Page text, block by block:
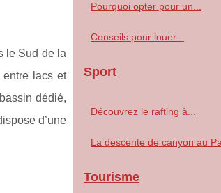
le Sud de la
entre lacs et
dédié,
d’une
Pourquoi opter pour un...
Conseils pour louer...
Sport
Découvrez le rafting à...
La descente de canyon au
Tourisme